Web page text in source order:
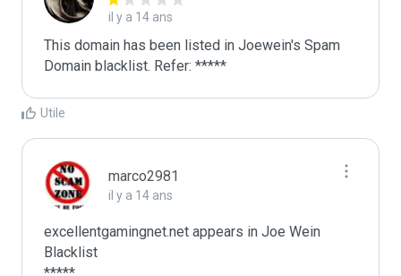
il y a 14 ans
This domain has been listed in Joewein's Spam
Domain blacklist. Refer: *****
Utile
marco2981
il y a 14 ans
excellentgamingnet.net appears in Joe Wein
Blacklist